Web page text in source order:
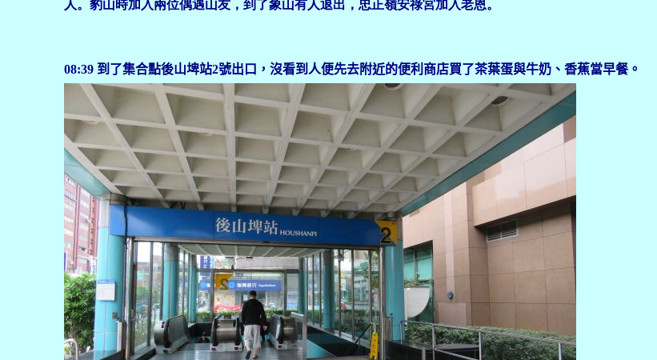
人。豹山時加入兩位偶遇山友，到了象山有人退出，忠正嶺安祿宮加入老恩。
08:39 到了集合點後山埤站2號出口，沒看到人便先去附近的便利商店買了茶葉蛋與牛奶、香蕉當早餐。